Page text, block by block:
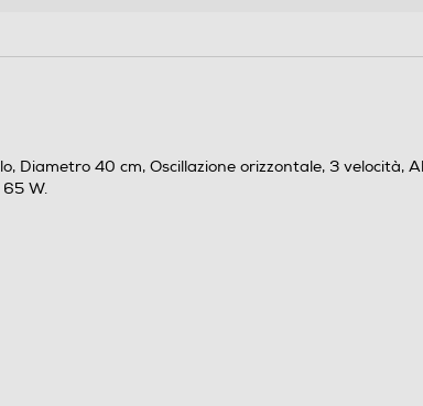
Diametro 40 cm, Oscillazione orizzontale, 3
W.